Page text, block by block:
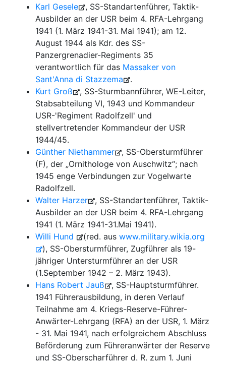
Karl Gesele
, SS-Standartenführer, Taktik-
Ausbilder an der USR beim 4. RFA-Lehrgang
1941 (1. März 1941-31. Mai 1941); am 12.
August 1944 als Kdr. des SS-
Panzergrenadier-Regiments 35
verantwortlich für das Massaker von
Sant'Anna di Stazzema
.
Kurt Groß
, SS-Sturmbannführer, WE-Leiter,
Stabsabteilung VI, 1943 und Kommandeur
USR-'Regiment Radolfzell' und
stellvertretender Kommandeur der USR
1944/45.
Günther Niethammer
, SS-Obersturmführer
(F), der „Ornithologe von Auschwitz“; nach
1945 enge Verbindungen zur Vogelwarte
Radolfzell.
Walter Harzer
, SS-Standartenführer, Taktik-
Ausbilder an der USR beim 4. RFA-Lehrgang
1941 (1. März 1941-31.Mai 1941).
Willi Hund
(red. aus www.military.wikia.org
), SS-Obersturmführer, Zugführer als 19-
jähriger Untersturmführer an der USR
(1.September 1942 – 2. März 1943).
Hans Robert Jauß
, SS-Hauptsturmführer.
1941 Führerausbildung, in deren Verlauf
Teilnahme am 4. Kriegs-Reserve-Führer-
Anwärter-Lehrgang (RFA) an der USR, 1. März
- 31. Mai 1941, nach erfolgreichem Abschluss
Beförderung zum Führeranwärter der Reserve
und SS-Oberscharführer d. R. zum 1. Juni